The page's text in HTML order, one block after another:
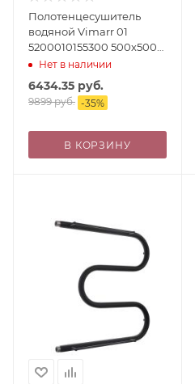
Полотенцесушитель
водяной Vimarr 01
5200010155300 500х500
черный
Нет в наличии
6434.35 руб.
9899руб. -35%
В КОРЗИНУ